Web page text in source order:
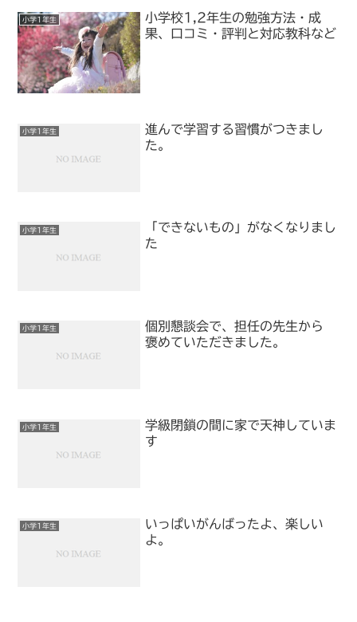
小学1年生
小学校1,2年生の勉強方法・成
果、口コミ・評判と対応教科など
小学1年生
進んで学習する習慣がつきまし
た。
小学1年生
「できないもの」がなくなりまし
た
小学1年生
個別懇談会で、担任の先生から
褒めていただきました。
小学1年生
学級閉鎖の間に家で天神していま
す
小学1年生
いっぱいがんばったよ、楽しい
よ。